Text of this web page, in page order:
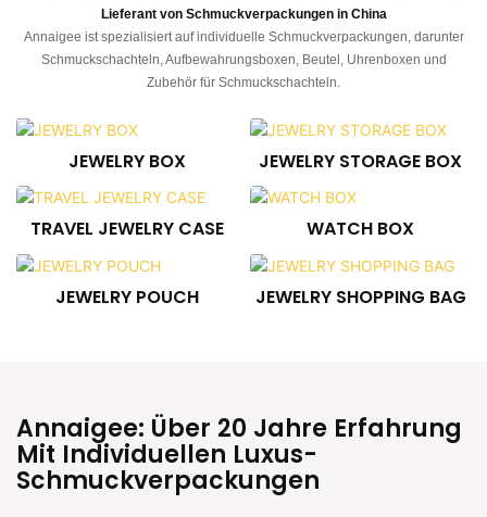
Lieferant von Schmuckverpackungen in China
Annaigee ist spezialisiert auf individuelle Schmuckverpackungen, darunter
Schmuckschachteln, Aufbewahrungsboxen, Beutel, Uhrenboxen und
Zubehör für Schmuckschachteln.
JEWELRY BOX JEWELRY STORAGE BOX
TRAVEL JEWELRY CASE WATCH BOX
JEWELRY POUCH JEWELRY SHOPPING BAG
Annaigee: Über 20 Jahre Erfahrung
Mit Individuellen Luxus-
Schmuckverpackungen